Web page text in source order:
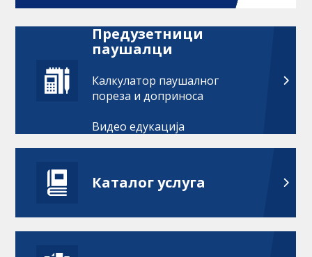
Предузетници
паушалци
Калкулатор паушалног
пореза и доприноса
Видео едукација
Каталог услуга